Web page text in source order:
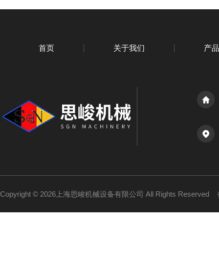
首页 关于我们 产
Copyright © 2026上海思峻机械设备有限公司 All Rights Reserved